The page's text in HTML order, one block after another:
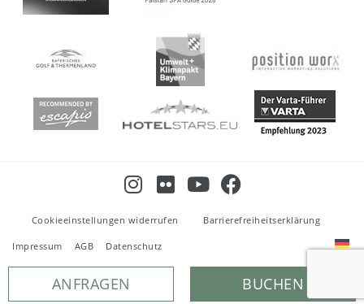
Cookieeinstellungen widerrufen Barrierefreiheitserklärung
Impressum AGB Datenschutz
ANFRAGEN BUCHEN